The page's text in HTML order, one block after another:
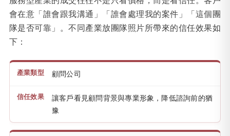
會在意「誰會跟我溝通」「誰會處理我的案件」「這個團
隊是否可靠」。不同產業放團隊照片所帶來的信任效果如
下：
顧問公司
讓客戶看見顧問背景與專業形象，降低諮詢前的猶
豫